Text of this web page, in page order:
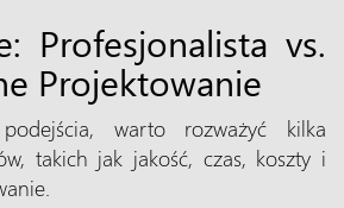
Profesjonalista vs.
Projektowanie
warto rozważyć kilka
takich jak jakość, czas, koszty i